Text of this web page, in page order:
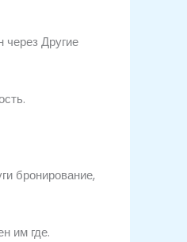
черезДругие
бронирование,
им где.